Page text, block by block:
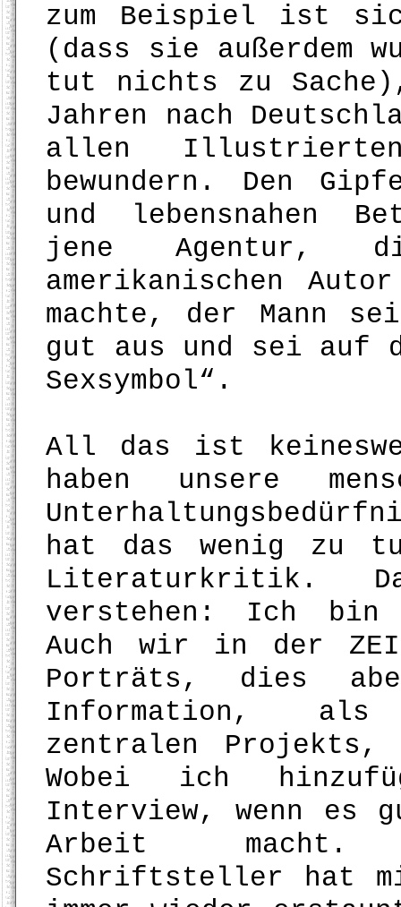
zum Beispiel ist
(dass sie außerdem
tut nichts zu
Jahren nach
allen Illustrierten
bewundern. Den
und lebensnahen
jene Agentur,
amerikanischen
machte, der Mann
gut aus und sei auf
Sexsymbol“.
All das ist
haben unsere
hat das wenig zu
Literaturkritik.
verstehen: Ich bin
Auch wir in der
Porträts, dies
Information, als
zentralen
Wobei ich
Interview, wenn es
Arbeit macht.
Schriftsteller hat